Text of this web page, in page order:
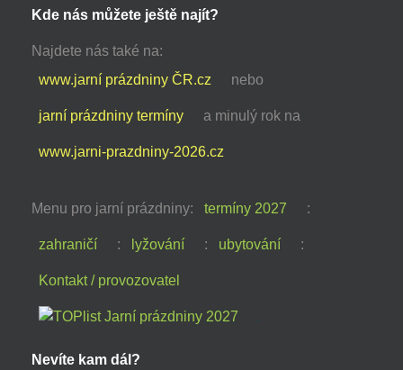
Kde nás můžete ještě najít?
Najdete nás také na:
www.jarní prázdniny ČR.cz
nebo
jarní prázdniny termíny a minulý rok na
www.jarni-prazdniny-2026.cz
Menu pro jarní prázdniny: termíny 2027 :
zahraničí : lyžování : ubytování :
Kontakt / provozovatel
Nevíte kam dál?